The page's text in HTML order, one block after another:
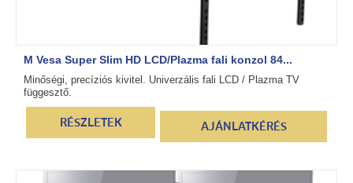
M Vesa Super Slim HD LCD/Plazma fali konzol 84...
Minőségi, precíziós kivitel. Univerzális fali LCD / Plazma TV
függesztő.
RÉSZLETEK AJÁNLATKÉRÉS